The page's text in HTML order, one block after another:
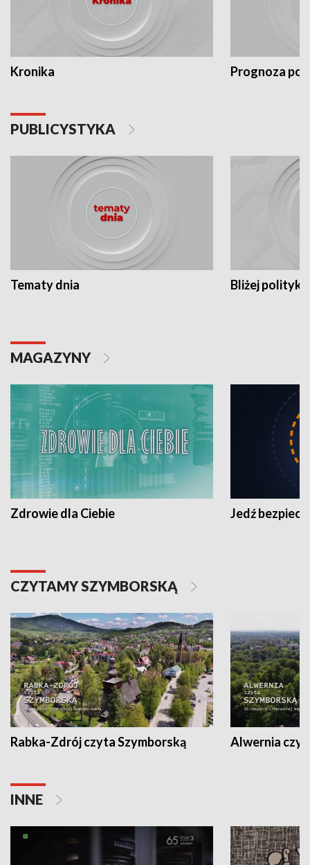
Kronika Prognoza
PUBLICYSTYKA
Tematy dnia Bliżej polityki
MAGAZYNY
Zdrowie dla Ciebie Jedź
CZYTAMY SZYMBORSKĄ
Rabka-Zdrój czyta Szymborską Alwernia
INNE